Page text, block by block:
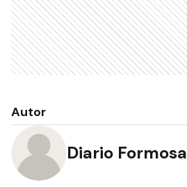
Autor
Diario Formosa